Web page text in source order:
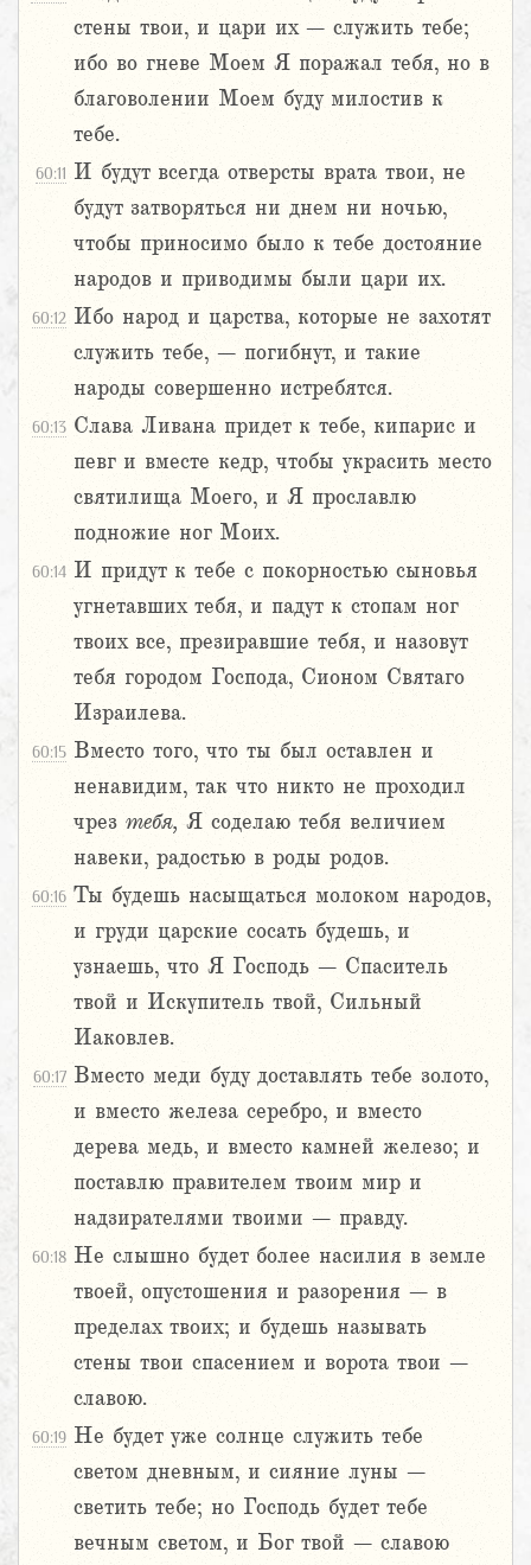
стены твои, и цари их – служить тебе;
ибо во гневе Моем Я поражал тебя, но в
благоволении Моем буду милостив к
тебе.
60:11 И будут всегда отверсты врата твои, не
будут затворяться ни днем ни ночью,
чтобы приносимо было к тебе достояние
народов и приводимы были цари их.
60:12 Ибо народ и царства, которые не захотят
служить тебе, – погибнут, и такие
народы совершенно истребятся.
60:13 Слава Ливана придет к тебе, кипарис и
певг и вместе кедр, чтобы украсить место
святилища Моего, и Я прославлю
подножие ног Моих.
60:14 И придут к тебе с покорностью сыновья
угнетавших тебя, и падут к стопам ног
твоих все, презиравшие тебя, и назовут
тебя городом Господа, Сионом Святаго
Израилева.
60:15 Вместо того, что ты был оставлен и
ненавидим, так что никто не проходил
чрез тебя, Я соделаю тебя величием
навеки, радостью в роды родов.
60:16 Ты будешь насыщаться молоком народов,
и груди царские сосать будешь, и
узнаешь, что Я Господь – Спаситель
твой и Искупитель твой, Сильный
Иаковлев.
60:17 Вместо меди буду доставлять тебе золото,
и вместо железа серебро, и вместо
дерева медь, и вместо камней железо; и
поставлю правителем твоим мир и
надзирателями твоими – правду.
60:18 Не слышно будет более насилия в земле
твоей, опустошения и разорения – в
пределах твоих; и будешь называть
стены твои спасением и ворота твои –
славою.
60:19 Не будет уже солнце служить тебе
светом дневным, и сияние луны –
светить тебе; но Господь будет тебе
вечным светом, и Бог твой – славою